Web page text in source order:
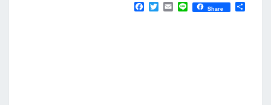
E
Share